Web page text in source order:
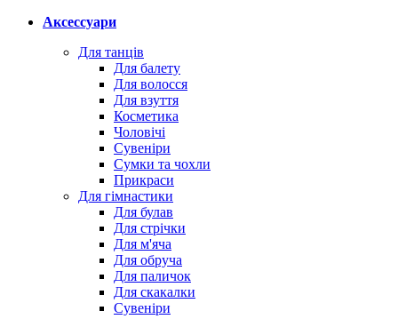
Аксессуари
Для танців
Для балету
Для волосся
Для взуття
Косметика
Чоловічі
Сувеніри
Сумки та чохли
Прикраси
Для гімнастики
Для булав
Для стрічки
Для м'яча
Для обруча
Для паличок
Для скакалки
Сувеніри